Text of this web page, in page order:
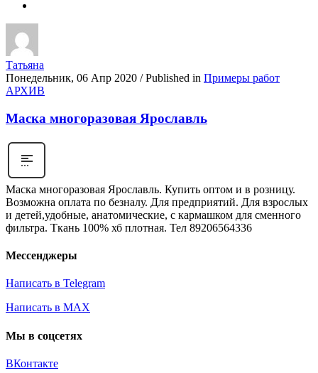
Татьяна
Понедельник, 06 Апр 2020 / Published in Примеры работ
АРХИВ
Маска многоразовая Ярославль
Маска многоразовая Ярославль. Купить оптом и в розницу.
Возможна оплата по безналу. Для предприятий. Для взрослых
и детей,удобные, анатомические, с кармашком для сменного
фильтра. Ткань 100% хб плотная. Тел 89206564336
Мессенджеры
Написать в Telegram
Написать в MAX
Мы в соцсетях
ВКонтакте